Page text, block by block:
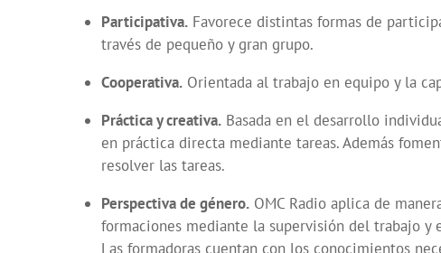
Participativa.Favorece distintas formas de
través de pequeño y gran grupo.
Cooperativa.Orientada al trabajo en equipo y la
Práctica y creativa.Basada en el desarrollo
en práctica directa mediante tareas. Además
resolver las tareas.
Perspectiva de género.OMC Radio aplica de
formaciones mediante la supervisión del trabajo y
Las formadoras cuentan con los conocimientos